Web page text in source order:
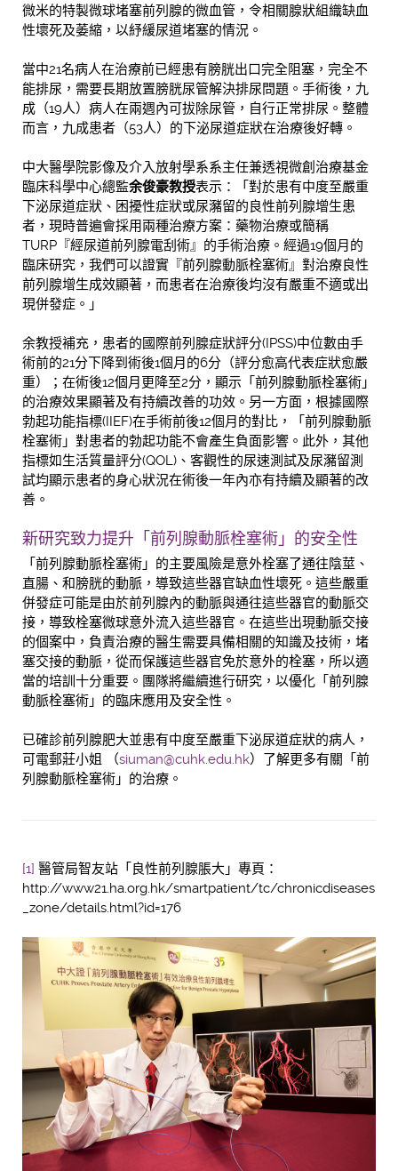
微米的特製微球堵塞前列腺的微血管，令相關腺狀組織缺血
性壞死及萎縮，以紓緩尿道堵塞的情況。
當中21名病人在治療前已經患有膀胱出口完全阻塞，完全不
能排尿，需要長期放置膀胱尿管解決排尿問題。手術後，九
成（19人）病人在兩週內可拔除尿管，自行正常排尿。整體
而言，九成患者（53人）的下泌尿道症狀在治療後好轉。
中大醫學院影像及介入放射學系系主任兼透視微創治療基金
臨床科學中心總監余俊豪教授表示：「對於患有中度至嚴重
下泌尿道症狀、困擾性症狀或尿瀦留的良性前列腺增生患
者，現時普遍會採用兩種治療方案：藥物治療或簡稱
TURP『經尿道前列腺電刮術』的手術治療。經過19個月的
臨床研究，我們可以證實『前列腺動脈栓塞術』對治療良性
前列腺增生成效顯著，而患者在治療後均沒有嚴重不適或出
現併發症。」
余教授補充，患者的國際前列腺症狀評分(IPSS)中位數由手
術前的21分下降到術後1個月的6分（評分愈高代表症狀愈嚴
重）；在術後12個月更降至2分，顯示「前列腺動脈栓塞術」
的治療效果顯著及有持續改善的功效。另一方面，根據國際
勃起功能指標(IIEF)在手術前後12個月的對比，「前列腺動脈
栓塞術」對患者的勃起功能不會產生負面影響。此外，其他
指標如生活質量評分(QOL)、客觀性的尿速測試及尿瀦留測
試均顯示患者的身心狀況在術後一年內亦有持續及顯著的改
善。
新研究致力提升「前列腺動脈栓塞術」的安全性
「前列腺動脈栓塞術」的主要風險是意外栓塞了通往陰莖、
直腸、和膀胱的動脈，導致這些器官缺血性壞死。這些嚴重
併發症可能是由於前列腺內的動脈與通往這些器官的動脈交
接，導致栓塞微球意外流入這些器官。在這些出現動脈交接
的個案中，負責治療的醫生需要具備相關的知識及技術，堵
塞交接的動脈，從而保護這些器官免於意外的栓塞，所以適
當的培訓十分重要。團隊將繼續進行研究，以優化「前列腺
動脈栓塞術」的臨床應用及安全性。
已確診前列腺肥大並患有中度至嚴重下泌尿道症狀的病人，
可電郵莊小姐 （siuman@cuhk.edu.hk）了解更多有關「前
列腺動脈栓塞術」的治療。
[1] 醫管局智友站「良性前列腺脹大」專頁：
http://www21.ha.org.hk/smartpatient/tc/chronicdiseases
_zone/details.html?id=176